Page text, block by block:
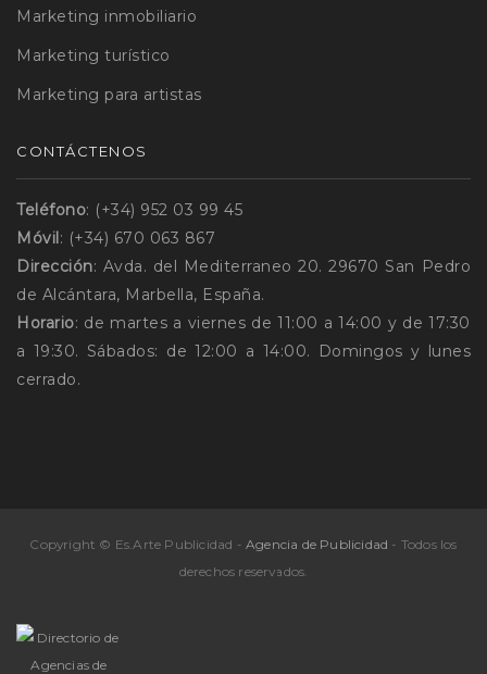
Marketing inmobiliario
Marketing turístico
Marketing para artistas
CONTÁCTENOS
Teléfono: (+34) 952 03 99 45
Móvil: (+34) 670 063 867
Dirección: Avda. del Mediterraneo 20. 29670 San Pedro
de Alcántara, Marbella, España.
Horario: de martes a viernes de 11:00 a 14:00 y de 17:30
a 19:30. Sábados: de 12:00 a 14:00. Domingos y lunes
cerrado.
Copyright © Es.Arte Publicidad - Agencia de Publicidad - Todos los
derechos reservados.